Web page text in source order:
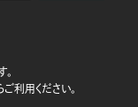
利用ください。